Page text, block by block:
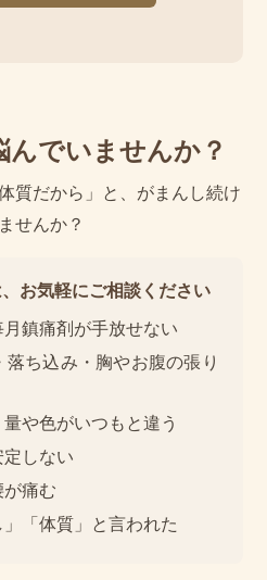
んでいませんか？
質だから」と、がまんし続け
せんか？
お気軽にご相談ください
鎮痛剤が手放せない
ち込み・胸やお腹の張り
や色がいつもと違う
定しない
が痛む
「体質」と言われた